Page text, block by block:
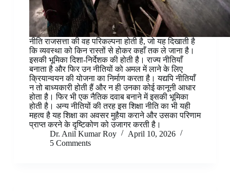
नीति राजसत्ता की वह परिकल्पना होती है, जो यह दिखाती है
कि व्यवस्था को किन रास्तों से होकर कहाँ तक ले जाना है।
इसकी भूमिका दिशा-निर्देशक की होती है। राज्य नीतियाँ
बनाता है और फिर उन नीतियों को अमल में लाने के लिए
क्रियान्वयन की योजना का निर्माण करता है। यद्यपि नीतियाँ
न तो बाध्यकारी होती हैं और न ही उनका कोई कानूनी आधार
होता है। फिर भी एक नैतिक दवाब बनाने में इसकी भूमिका
होती है। अन्य नीतियों की तरह इस शिक्षा नीति का भी यही
महत्व है यह शिक्षा का अवसर मुहैया कराने और उसका परिणाम
प्राप्त करने के दृष्टिकोण को उजागर करती है।
Dr. Anil Kumar Roy
April 10, 2026
5 Comments